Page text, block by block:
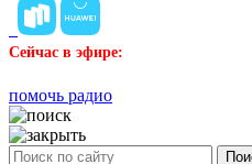
Сейчас в эфире:
помочь радио